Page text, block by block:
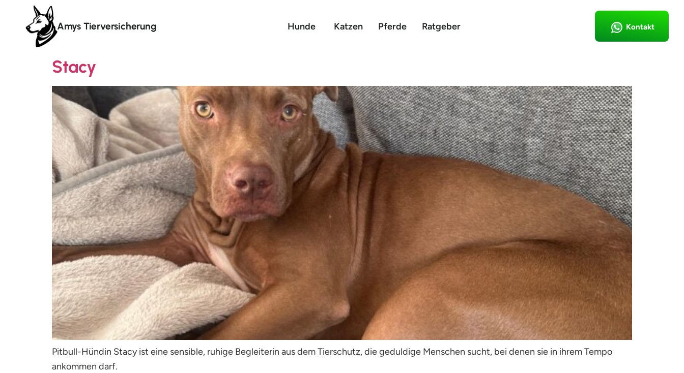
Amys Tierversicherung Hunde Katzen Pferde Ratgeber Kontakt
Stacy
Pitbull-Hündin Stacy ist eine sensible, ruhige Begleiterin aus dem Tierschutz, die geduldige Menschen sucht, bei denen sie in ihrem Tempo
ankommen darf.